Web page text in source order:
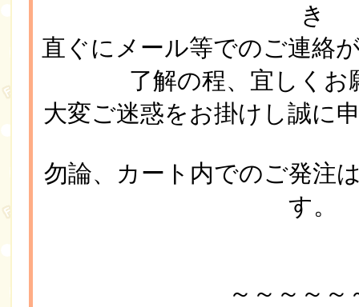
き
直ぐにメール等でのご連絡
了解の程、宜しくお
大変ご迷惑をお掛けし誠に
勿論、カート内でのご発注
す。
～～～～～